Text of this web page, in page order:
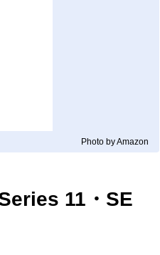
Photo by Amazon
11・SE